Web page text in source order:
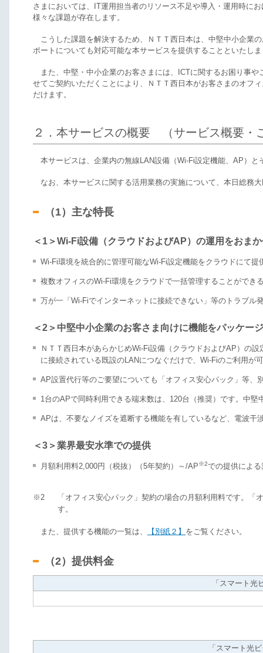
さまにおいては、IT運用担当者のリソース不足や導入・運用時に
様々な課題が存在します。
こうした課題を解決するため、ＮＴＴ西日本は、中堅中小企業
ポートについても対応可能な本サービスを提供することといたし
また、中堅・中小企業のお客さまには、ICTに関するお困り事
せてご契約いただくことにより、ＮＴＴ西日本がお客さまのオフ
だけます。
２．本サービスの概要 （サービス概要・
本サービスは、企業内の無線LAN設備（Wi-Fi設定機能、AP）
なお、本サービスに関する活用業務の実施について、本日総務
（1）主な特長
＜1＞Wi-Fi設備（クラウドおよびAP）の運用をおま
Wi-Fi環境を統合的に管理可能なWi-Fi設定機能をクラウドにて提
複数オフィスのWi-Fi環境をクラウドで一括管理することがで
万が一「Wi-Fiでインターネットに接続できない」等のトラブル
＜2＞中堅中小企業のお客さま向けに機能をパッケー
ＮＴＴ西日本があらかじめWi-Fi設備（クラウドおよびAP）の
に接続されている既設のLANにつなぐだけで、Wi-Fiのご利用が
AP設置代行等のご要望についても「オフィス安心パック」等、
1台のAPで同時利用できる端末数は、120台（推奨）です。中
APは、不要なノイズを遮断する機能を有しているなど、電波
＜3＞業界最安水準での提供
月額利用料2,000円（税抜）（5年契約）～/AP※2での提供によ
※2
「オフィス安心パック」契約の場合の月額利用料です。
す。
また、提供する機能の一覧は、 【別紙２】 をご覧ください。
（2）提供料金
「スマート光
「スマート光